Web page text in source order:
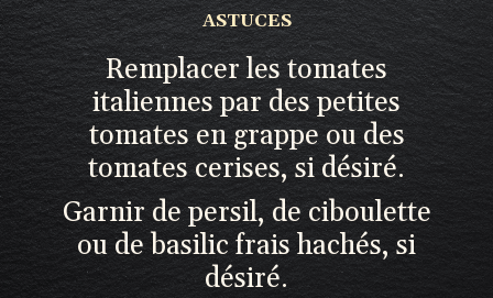
ASTUCES
Remplacer les tomates
italiennes par des petites
tomates en grappe ou des
tomates cerises, si désiré.
Garnir de persil, de ciboulette
ou de basilic frais hachés, si
désiré.